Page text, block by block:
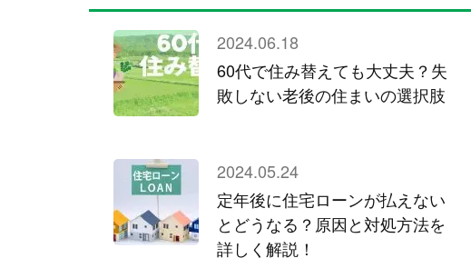
2024.06.18
60代で住み替えても大丈夫？失
敗しない老後の住まいの選択肢
2024.05.24
定年後に住宅ローンが払えない
とどうなる？原因と対処方法を
詳しく解説！